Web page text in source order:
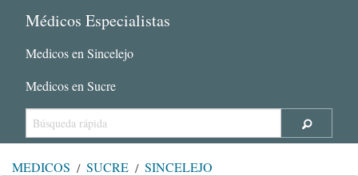
Médicos Especialistas
Medicos en Sincelejo
Medicos en Sucre
MÉDICOS SUCRE SINCELEJO